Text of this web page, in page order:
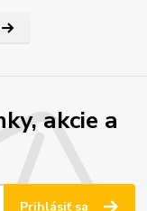
akcie a
Prihlásiť sa